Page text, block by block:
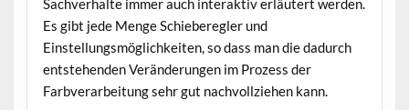
Sachverhalte immer auch interaktiv erläutert werden.
Es gibt jede Menge Schieberegler und
Einstellungsmöglichkeiten, so dass man die dadurch
entstehenden Veränderungen im Prozess der
Farbverarbeitung sehr gut nachvollziehen kann.